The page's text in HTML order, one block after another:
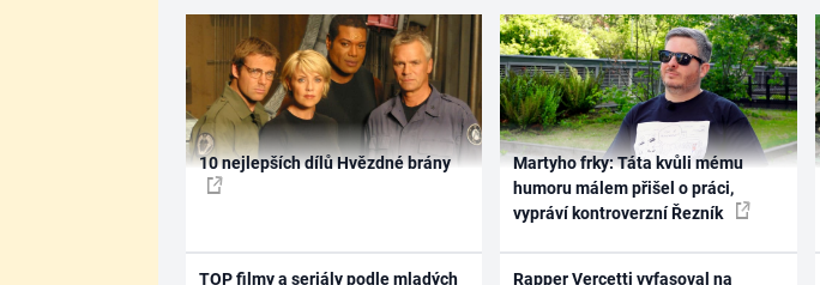
10 nejlepších dílů Hvězdné brány
TOP filmy a seriály podle mladých
Martyho frky: Táta kvůli mému
humoru málem přišel o práci,
vypráví kontroverzní Řezník
Rapper Vercetti vyfasoval na